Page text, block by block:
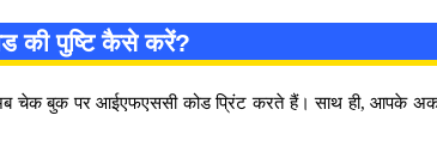
की पुष्टि कैसे करें?
चेक बुक पर आईएफएससी कोड प्रिंट करते हैं। साथ ही, आपके